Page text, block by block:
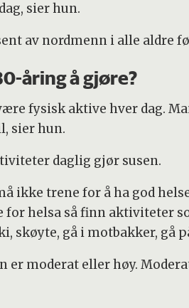
sier hun.
av nordmenn i alle aldre
åring å gjøre?
fysisk aktive hver dag.
sier hun.
daglig gjør susen.
ikke trene for å ha god
helsa så finn aktiviteter
skøyte, gå i motbakker, gå
er moderat eller høy.